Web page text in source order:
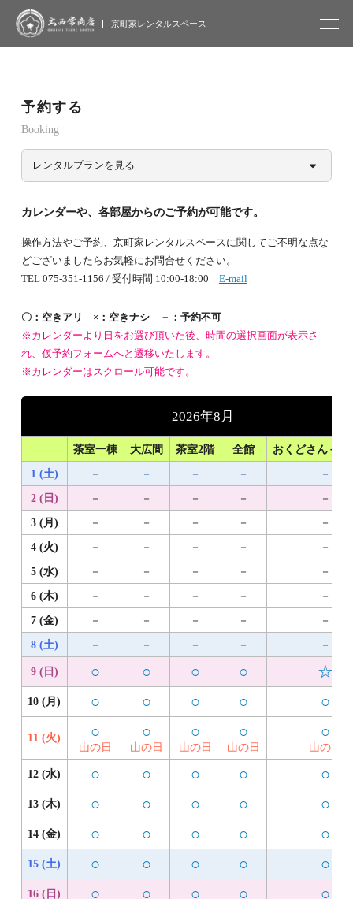
大西常商店
京町家レンタルスペース
予約する
Booking
レンタルプランを見る
カレンダーや、各部屋からのご予約が可能です。
操作方法やご予約、京町家レンタルスペースに関してご不明な点な
どございましたらお気軽にお問合せください。
TEL 075-351-1156 / 受付時間 10:00-18:00 E-mail
〇：空きアリ ×：空きナシ －：予約不可
※カレンダーより日をお選び頂いた後、時間の選択画面が表示さ
れ、仮予約フォームへと遷移いたします。
※カレンダーはスクロール可能です。
2026年8月
茶室一棟 大広間 茶室2階 全館
おくどさん＋1
1 (土)
－ － － －
－
2 (日)
－ － － －
－
3 (月)
－ － － －
－
4 (火)
－ － － －
－
5 (水)
－ － － －
－
6 (木)
－ － － －
－
7 (金)
－ － － －
－
8 (土)
－ － － － －
9 (日) ○ ○ ○ ○ ☆
10 (月) ○ ○ ○ ○ ○
11 (火) ○
山の日
○
山の日
○
山の日
○
山の日
○
山の日
12 (水) ○ ○ ○ ○ ○
13 (木) ○ ○ ○ ○ ○
14 (金) ○ ○ ○ ○ ○
15 (土) ○ ○ ○ ○ ○
16 (日) ○ ○ ○ ○ ○